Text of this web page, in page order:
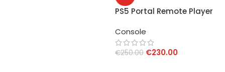
PS5 Portal Remote Player
Console
€250.00 €230.00